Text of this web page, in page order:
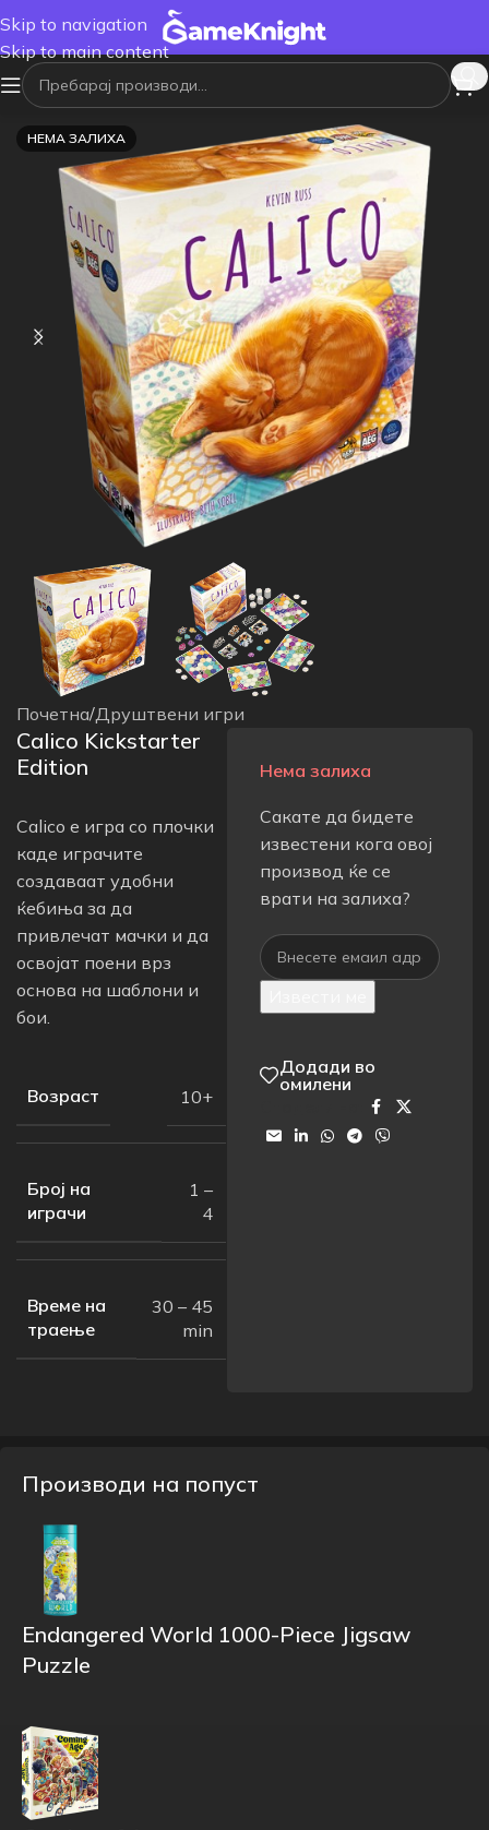
Skip to navigation
Skip to main content
НЕМА ЗАЛИХА
Почетна/Друштвени игри
Calico Kickstarter
Edition
Calico е игра со плочки
каде играчите
создаваат удобни
ќебиња за да
привлечат мачки и да
освојат поени врз
основа на шаблони и
бои.
Возраст 10+
Број на
играчи
1 –
4
Време на
траење
30 – 45
min
Нема залиха
Сакате да бидете
известени кога овој
производ ќе се
врати на залиха?
Додади во
омилени
Производи на попуст
Endangered World 1000-Piece Jigsaw
Puzzle